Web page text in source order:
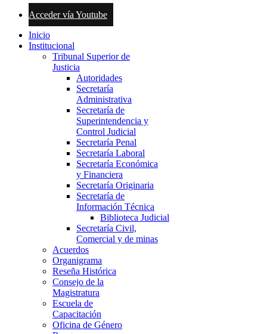
Acceder vía Youtube
Inicio
Institucional
Tribunal Superior de
Justicia
Autoridades
Secretaría
Administrativa
Secretaría de
Superintendencia y
Control Judicial
Secretaría Penal
Secretaría Laboral
Secretaría Económica
y Financiera
Secretaría Originaria
Secretaría de
Información Técnica
Biblioteca Judicial
Secretaría Civil,
Comercial y de minas
Acuerdos
Organigrama
Reseña Histórica
Consejo de la
Magistratura
Escuela de
Capacitación
Oficina de Género